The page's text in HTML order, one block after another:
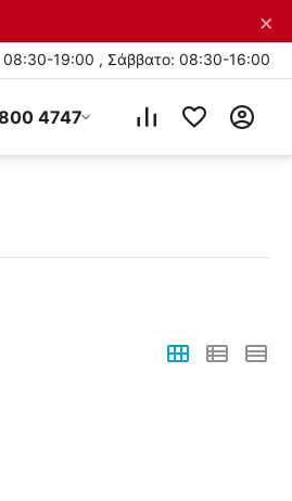
×
19:00 , Σάββατο: 08:30-16:00
4747